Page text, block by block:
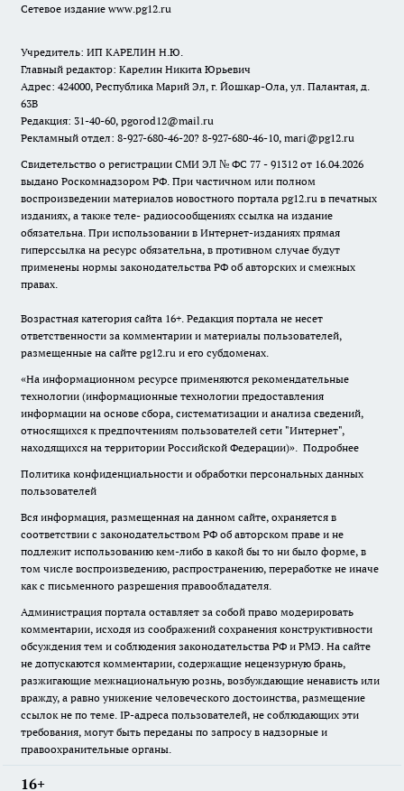
Сетевое издание www.pg12.ru
Учредитель: ИП КАРЕЛИН Н.Ю.
Главный редактор: Карелин Никита Юрьевич
Адрес: 424000, Республика Марий Эл, г. Йошкар-Ола, ул. Палантая, д.
63В
Редакция: 31-40-60, pgorod12@mail.ru
Рекламный отдел: 8-927-680-46-20? 8-927-680-46-10, mari@pg12.ru
Свидетельство о регистрации СМИ ЭЛ № ФС 77 - 91312 от 16.04.2026
выдано Роскомнадзором РФ. При частичном или полном
воспроизведении материалов новостного портала pg12.ru в печатных
изданиях, а также теле- радиосообщениях ссылка на издание
обязательна. При использовании в Интернет-изданиях прямая
гиперссылка на ресурс обязательна, в противном случае будут
применены нормы законодательства РФ об авторских и смежных
правах.
Возрастная категория сайта 16+. Редакция портала не несет
ответственности за комментарии и материалы пользователей,
размещенные на сайте pg12.ru и его субдоменах.
«На информационном ресурсе применяются рекомендательные
технологии (информационные технологии предоставления
информации на основе сбора, систематизации и анализа сведений,
относящихся к предпочтениям пользователей сети "Интернет",
находящихся на территории Российской Федерации)». Подробнее
Политика конфиденциальности и обработки персональных данных
пользователей
Вся информация, размещенная на данном сайте, охраняется в
соответствии с законодательством РФ об авторском праве и не
подлежит использованию кем-либо в какой бы то ни было форме, в
том числе воспроизведению, распространению, переработке не иначе
как с письменного разрешения правообладателя.
Администрация портала оставляет за собой право модерировать
комментарии, исходя из соображений сохранения конструктивности
обсуждения тем и соблюдения законодательства РФ и РМЭ. На сайте
не допускаются комментарии, содержащие нецензурную брань,
разжигающие межнациональную рознь, возбуждающие ненависть или
вражду, а равно унижение человеческого достоинства, размещение
ссылок не по теме. IP-адреса пользователей, не соблюдающих эти
требования, могут быть переданы по запросу в надзорные и
правоохранительные органы.
16+